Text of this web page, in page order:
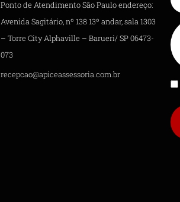
Ponto de Atendimento São Paulo endereço:
Avenida Sagitário, nº 138 13º andar, sala 1303
– Torre City Alphaville – Barueri/ SP 06473-
073
recepcao@apiceassessoria.com.br